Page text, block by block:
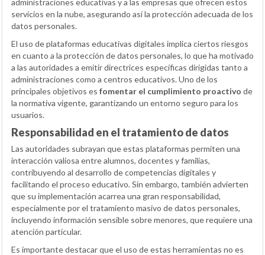
servicios en la nube, asegurando así la protección adecuada de los
datos personales.
El uso de plataformas educativas digitales implica ciertos riesgos
en cuanto a la protección de datos personales, lo que ha motivado
a las autoridades a emitir directrices específicas dirigidas tanto a
administraciones como a centros educativos. Uno de los
principales objetivos es fomentar el cumplimiento proactivo de
la normativa vigente, garantizando un entorno seguro para los
usuarios.
Responsabilidad en el tratamiento de datos
Las autoridades subrayan que estas plataformas permiten una
interacción valiosa entre alumnos, docentes y familias,
contribuyendo al desarrollo de competencias digitales y
facilitando el proceso educativo. Sin embargo, también advierten
que su implementación acarrea una gran responsabilidad,
especialmente por el tratamiento masivo de datos personales,
incluyendo información sensible sobre menores, que requiere una
atención particular.
Es importante destacar que el uso de estas herramientas no es